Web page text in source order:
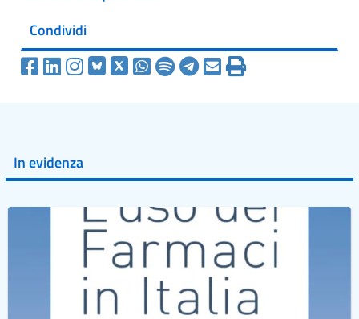
Condividi
In evidenza